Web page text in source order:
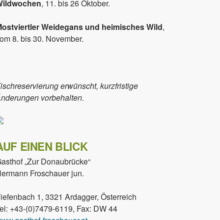
, 11. bis 26 Oktober.
Weidegans und heimisches Wild,
8. bis 30. November.
erwünscht, kurzfristige
vorbehalten.
EINEN BLICK
„Zur Donaubrücke“
Froschauer jun.
1, 3321 Ardagger, Österreich
+43-(0)7479-6119, Fax: DW 44